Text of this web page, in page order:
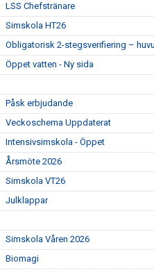
HJÄLP TILL I LJUNGBY SS
LSS Chefstränare
Simskola HT26
Obligatorisk 2-stegsverifiering –
Öppet vatten - Ny sida
Påsk erbjudande
Veckoschema Uppdaterat
Intensivsimskola - Öppet
Årsmöte 2026
Simskola VT26
Julklappar
Simskola Våren 2026
Biomagi